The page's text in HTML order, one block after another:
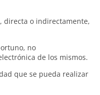
directa o indirectamente,
no
de los mismos.
que se pueda realizar